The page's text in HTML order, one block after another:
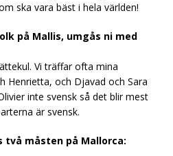
ska vara bäst i hela världen!
på Mallis, umgås ni med
Vi träffar ofta mina
Henrietta, och Djavad och Sara
inte svensk så det blir mest
är svensk.
två måsten på Mallorca: